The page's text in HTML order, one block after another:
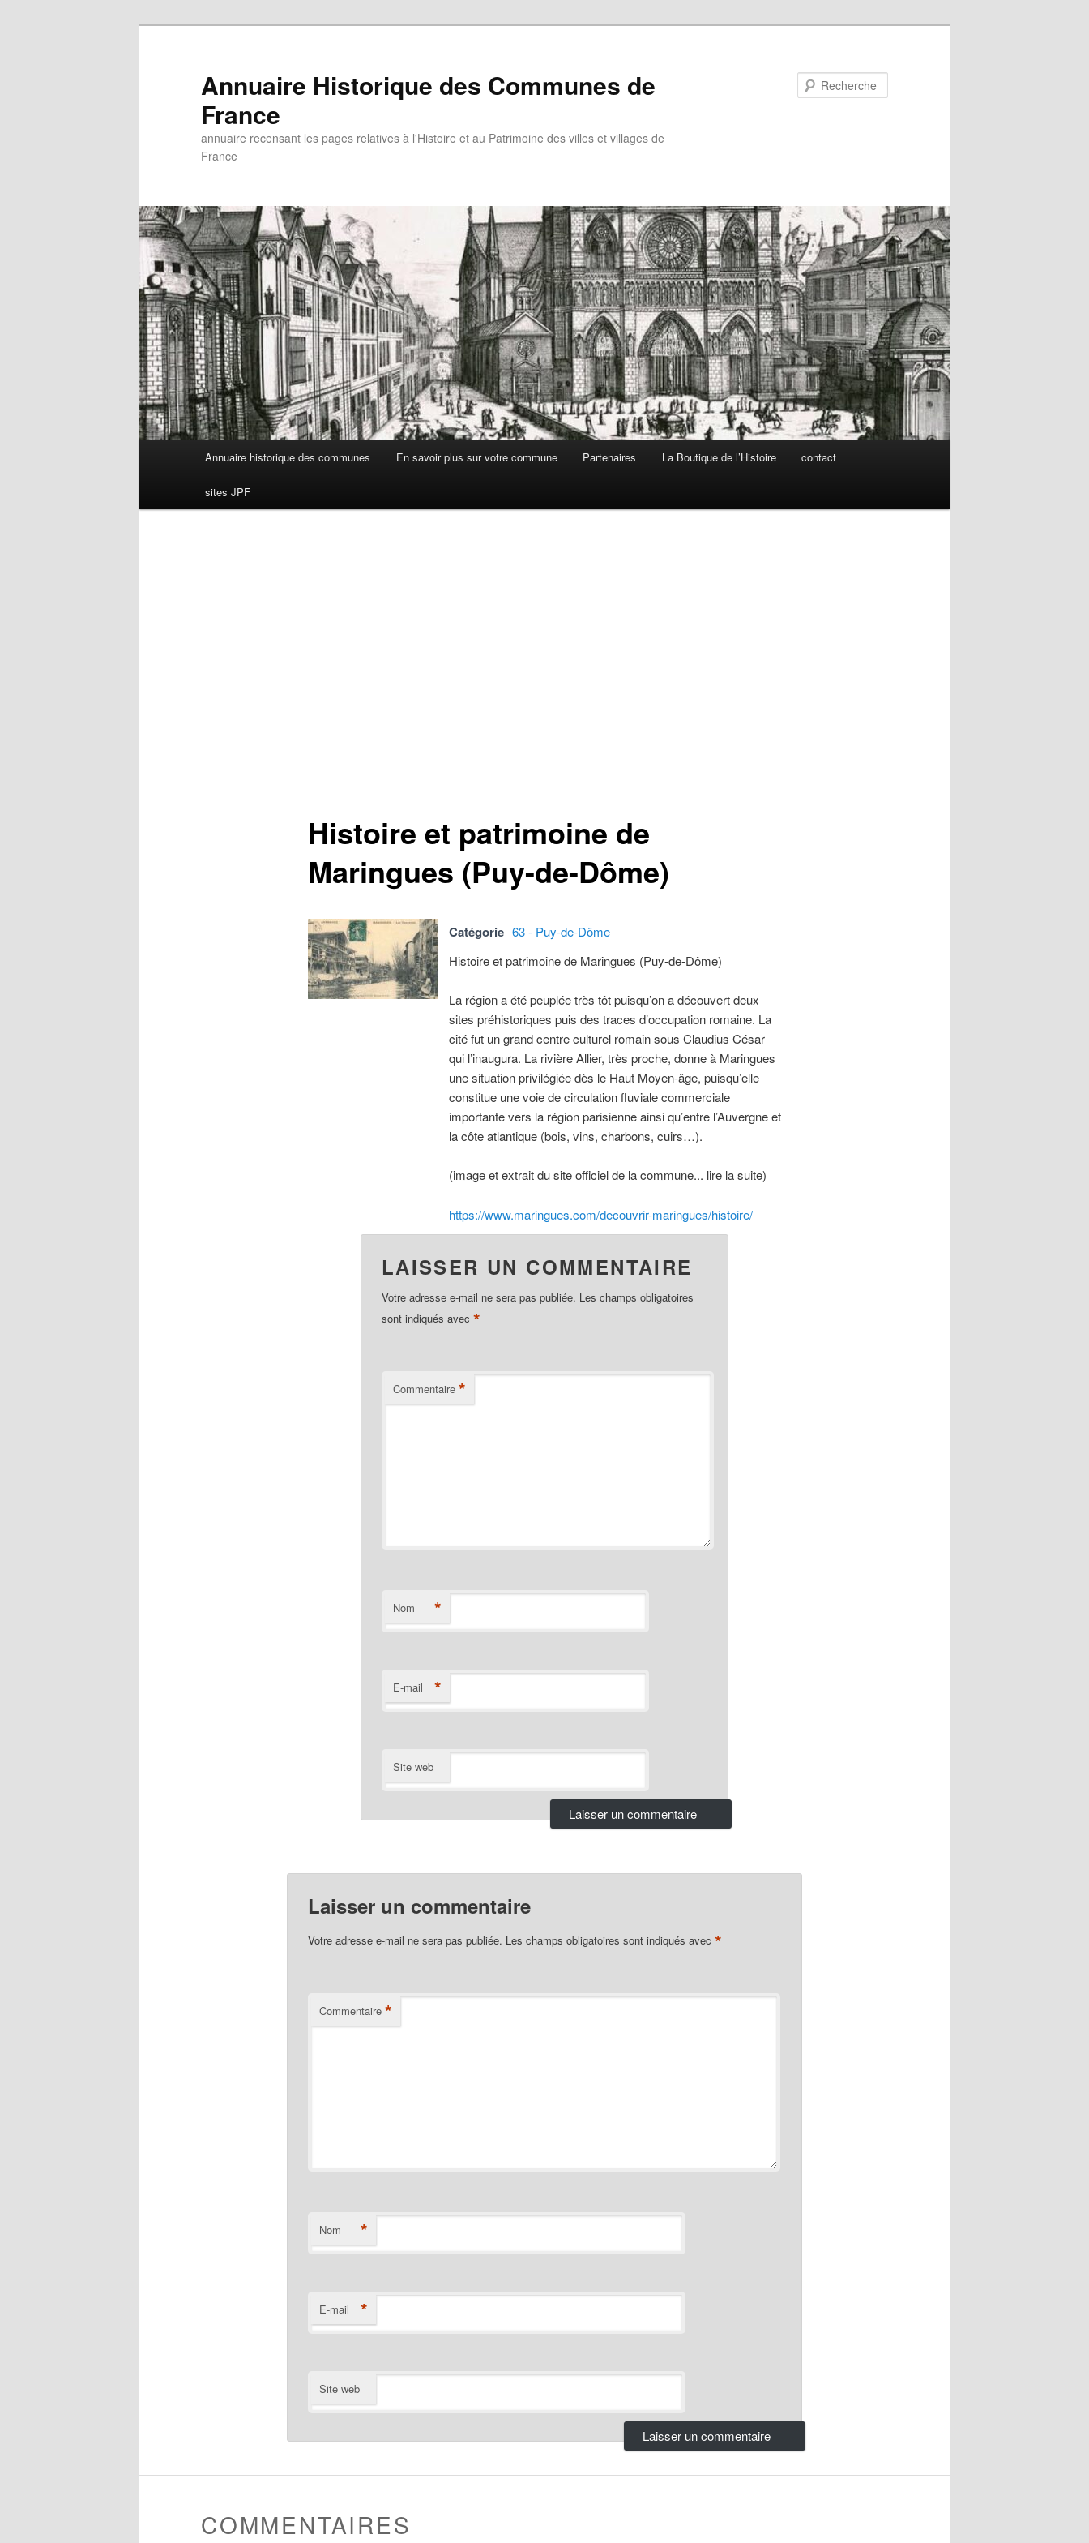
Annuaire Historique des Communes de
France
annuaire recensant les pages relatives à l'Histoire et au Patrimoine des villes et villages de
France
principal
Annuaire historique des communes En savoir plus sur votre commune Partenaires La Boutique de l’Histoire contact
sites JPF
Histoire et patrimoine de
Maringues (Puy-de-Dôme)
Catégorie 63 - Puy-de-Dôme
Histoire et patrimoine de Maringues (Puy-de-Dôme)
La région a été peuplée très tôt puisqu’on a découvert deux
sites préhistoriques puis des traces d’occupation romaine. La
cité fut un grand centre culturel romain sous Claudius César
qui l’inaugura. La rivière Allier, très proche, donne à Maringues
une situation privilégiée dès le Haut Moyen-âge, puisqu’elle
constitue une voie de circulation fluviale commerciale
importante vers la région parisienne ainsi qu’entre l’Auvergne et
la côte atlantique (bois, vins, charbons, cuirs…).
(image et extrait du site officiel de la commune... lire la suite)
https://www.maringues.com/decouvrir-maringues/histoire/
LAISSER UN COMMENTAIRE
Votre adresse e-mail ne sera pas publiée. Les champs obligatoires
sont indiqués avec *
Commentaire *
Nom *
E-mail *
Site web
Laisser un commentaire
Votre adresse e-mail ne sera pas publiée. Les champs obligatoires sont indiqués avec *
Commentaire *
Nom *
E-mail *
Site web
COMMENTAIRES